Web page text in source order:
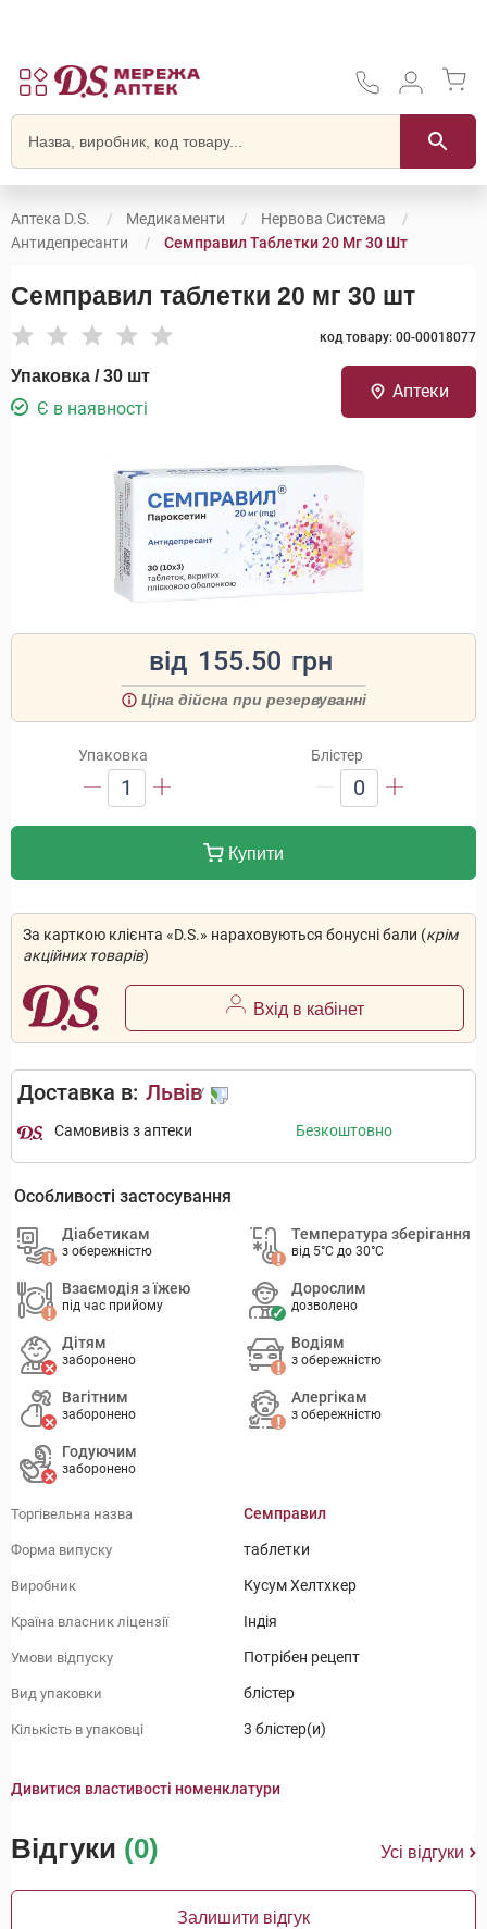
Аптека D.S. Медикаменти
Нервова Система
Антидепресанти
Семправил Таблетки 20 Мг 30 Шт
Семправил таблетки 20 мг 30 шт
код товару: 00-00018077
Упаковка / 30 шт
Є в наявності
Аптеки
від 155.50 грн
Ціна дійсна при резервуванні
Упаковка
1
Блістер
0
Купити
За карткою клієнта «D.S.» нараховуються бонусні бали (крім
акційних товарів)
Вхід в кабінет
Доставка в: Львів
Самовивіз з аптеки Безкоштовно
Особливості застосування
Діабетикам
з обережністю
Температура зберігання
від 5°C до 30°C
Взаємодія з їжею
під час прийому
Дорослим
дозволено
Дітям
заборонено
Водіям
з обережністю
Вагітним
заборонено
Алергікам
з обережністю
Годуючим
заборонено
Торгівельна назва Семправил
Форма випуску таблетки
Виробник Кусум Хелтхкер
Країна власник ліцензії Індія
Умови відпуску Потрібен рецепт
Вид упаковки блістер
Кількість в упаковці 3 блістер(и)
Дивитися властивості номенклатури
Відгуки (0) Усі відгуки
Залишити відгук